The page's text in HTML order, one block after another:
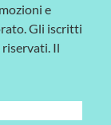
e
Gli iscritti
riservati. Il